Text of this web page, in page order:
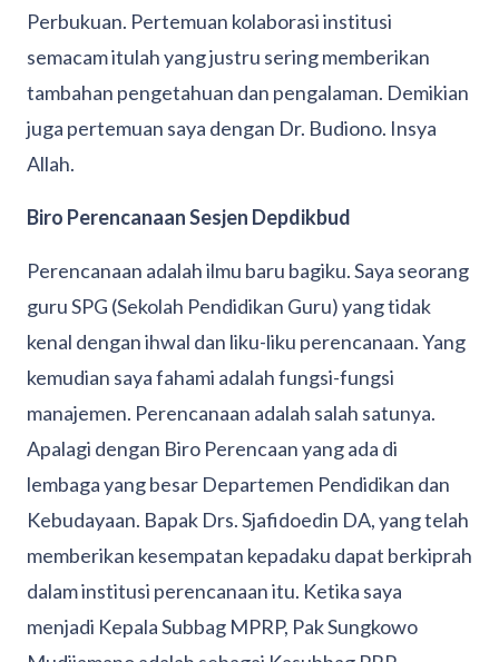
Perbukuan. Pertemuan kolaborasi institusi
semacam itulah yang justru sering memberikan
tambahan pengetahuan dan pengalaman. Demikian
juga pertemuan saya dengan Dr. Budiono. Insya
Allah.
Biro Perencanaan Sesjen Depdikbud
Perencanaan adalah ilmu baru bagiku. Saya seorang
guru SPG (Sekolah Pendidikan Guru) yang tidak
kenal dengan ihwal dan liku-liku perencanaan. Yang
kemudian saya fahami adalah fungsi-fungsi
manajemen. Perencanaan adalah salah satunya.
Apalagi dengan Biro Perencaan yang ada di
lembaga yang besar Departemen Pendidikan dan
Kebudayaan. Bapak Drs. Sjafidoedin DA, yang telah
memberikan kesempatan kepadaku dapat berkiprah
dalam institusi perencanaan itu. Ketika saya
menjadi Kepala Subbag MPRP, Pak Sungkowo